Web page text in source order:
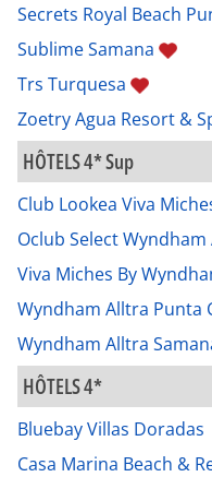
Secrets Royal Beach
Sublime Samana
Trs Turquesa
Zoetry Agua Resort &
HÔTELS 4* Sup
Club Lookea Viva
Oclub Select
Viva Miches By
Wyndham Alltra Punta
Wyndham Alltra
HÔTELS 4*
Bluebay Villas Doradas
Casa Marina Beach &